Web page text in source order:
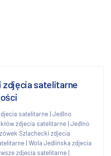
zdjęcia satelitarne
satelitarne | Jedlno
zdjecia satelitarne | Jedlno
Szlachecki zdjecia
| Wola Jedlińska zdjecia
zdjecia satelitarne |